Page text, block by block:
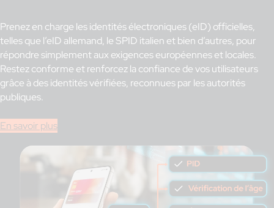
Prenez en charge les identités électroniques (eID) officielles,
telles que l’eID allemand, le SPID italien et bien d’autres, pour
répondre simplement aux exigences européennes et locales.
Restez conforme et renforcez la confiance de vos utilisateurs
grâce à des identités vérifiées, reconnues par les autorités
publiques.
En savoir plus